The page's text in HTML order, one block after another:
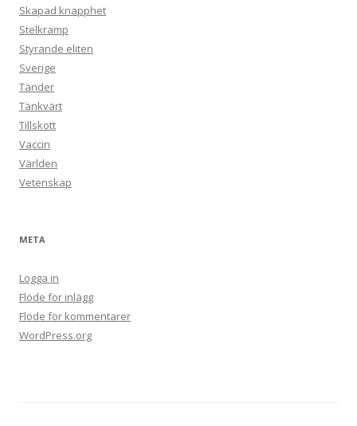
Skapad knapphet
Stelkramp
Styrande eliten
Sverige
Tänder
Tänkvärt
Tillskott
Vaccin
Världen
Vetenskap
META
Logga in
Flöde för inlägg
Flöde för kommentarer
WordPress.org